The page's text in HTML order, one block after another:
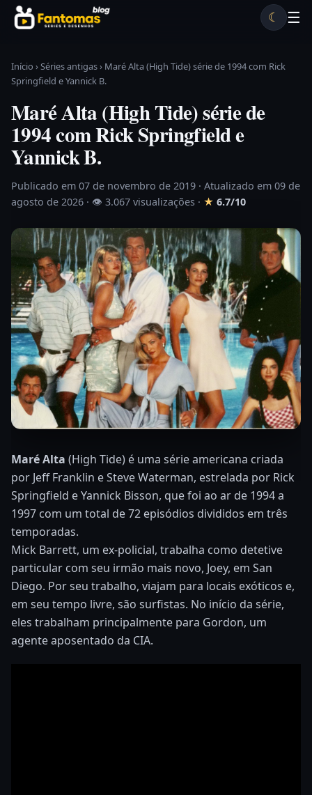
Pular para o conteúdo
☰
☾
Início ›Séries antigas› Maré Alta (High Tide) série de 1994 com Rick
Springfield e Yannick B.
Maré Alta (High Tide) série de
1994 com Rick Springfield e
Yannick B.
Publicado em 07 de novembro de 2019 · Atualizado em 09 de
agosto de 2026 · 👁 3.067 visualizações · ★ 6.7/10
Maré Alta (High Tide) é uma série americana criada
por Jeff Franklin e Steve Waterman, estrelada por Rick
Springfield e Yannick Bisson, que foi ao ar de 1994 a
1997 com um total de 72 episódios divididos em três
temporadas.
Mick Barrett, um ex-policial, trabalha como detetive
particular com seu irmão mais novo, Joey, em San
Diego. Por seu trabalho, viajam para locais exóticos e,
em seu tempo livre, são surfistas. No início da série,
eles trabalham principalmente para Gordon, um
agente aposentado da CIA.